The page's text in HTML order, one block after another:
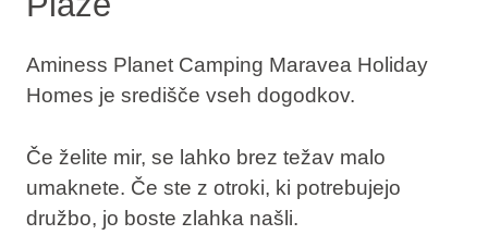
Aminess Planet Camping Maravea Holiday
Homes je središče vseh dogodkov.
Če želite mir, se lahko brez težav malo
umaknete. Če ste z otroki, ki potrebujejo
družbo, jo boste zlahka našli.